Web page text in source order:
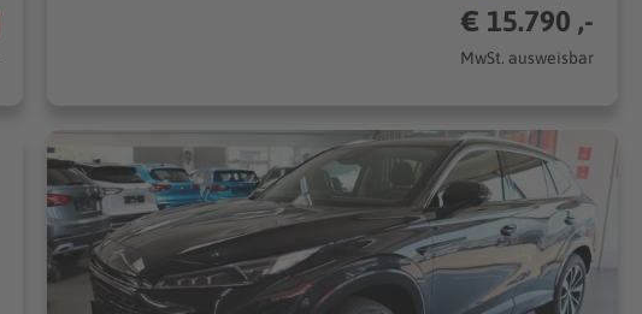
€ 15.790 ,-
MwSt. ausweisbar